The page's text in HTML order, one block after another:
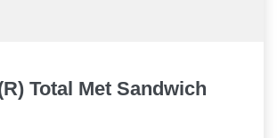
Total Met Sandwich